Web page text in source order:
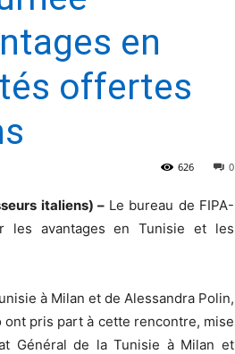
en
offertes
0
626
italiens) – Le bureau de FIPA-
les avantages en Tunisie et les
à Milan et de Alessandra Polin,
ont pris part à cette rencontre, mise
Général de la Tunisie à Milan et